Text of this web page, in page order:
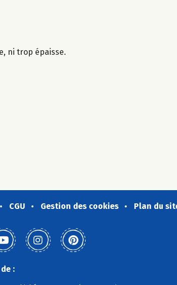
ni trop épaisse.
CGU Gestion des cookies Plan du
: